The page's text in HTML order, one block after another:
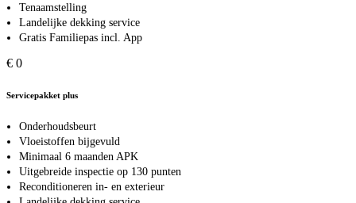
Tenaamstelling
Landelijke dekking service
Gratis Familiepas incl. App
€ 0
Servicepakket plus
Onderhoudsbeurt
Vloeistoffen bijgevuld
Minimaal 6 maanden APK
Uitgebreide inspectie op 130 punten
Reconditioneren in- en exterieur